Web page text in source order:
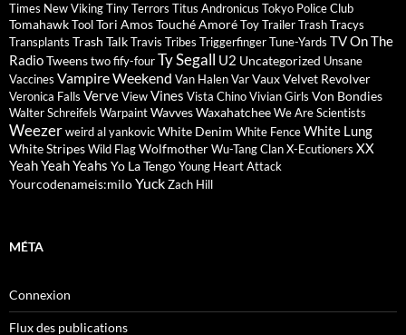
Times New VikingTiny Terrors Titus Andronicus Tokyo Police Club
TomahawkToolTori AmosTouché AmoréToyTrailer Trash Tracys
Transplants Trash TalkTravis Tribes TriggerfingerTune-Yards TV On The
RadioTweenstwo fify-fourTy Segall U2 Uncategorized Unsane
Vaccines Vampire Weekend Van HalenVarVauxVelvet Revolver
Veronica Falls VerveViewVines Vista ChinoVivian Girls Von Bondies
Walter Schreifels WarpaintWavvesWaxahatcheeWe Are Scientists
Weezerweird al yankovicWhite Denim White FenceWhite Lung
White StripesWild FlagWolfmotherWu-Tang ClanX-Ecutioners XX
Yeah Yeah Yeahs Yo La TengoYoung Heart Attack
Yourcodenameis:miloYuckZach Hill
MÉTA
Connexion
Flux des publications